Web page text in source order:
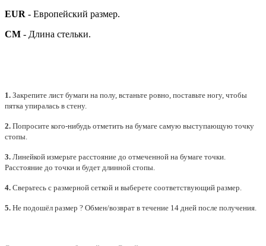
EUR - Европейский размер.
СМ - Длина стельки.
1. Закрепите лист бумаги на полу, встаньте ровно, поставьте ногу, чтобы
пятка упиралась в стену.
2. Попросите кого-нибудь отметить на бумаге самую выступающую точку
стопы.
3. Линейкой измерьте расстояние до отмеченной на бумаге точки.
Расстояние до точки и будет длинной стопы.
4. Сверьтесь с размерной сеткой и выберете соответствующий размер.
5. Не подошёл размер ? Обмен/возврат в течение 14 дней после получения.